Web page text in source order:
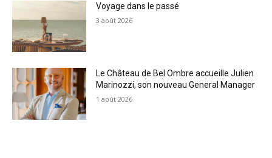
Voyage dans le passé
3 août 2026
Le Château de Bel Ombre accueille Julien
Marinozzi, son nouveau General Manager
1 août 2026